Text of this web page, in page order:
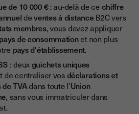
des vendeurs et des
tant que vendeur e-commerce
obligatoires et prix affichés
TVA ?
sécurise vos obligations de TVA dans l'e-
de 10 000 €: au-delà de ce chiffre
deventes à distanceB2C vers
membres, vous devez appliquer
de consommationet non plus
pays d'établissement.
: deuxguichets uniques
de centraliser vos déclarations et
TVAdans toute l'Union
, sans vous immatriculer dans